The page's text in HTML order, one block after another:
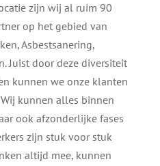
zijn wij al ruim 90
op het gebied van
Asbestsanering,
Juist door deze diversiteit
kunnen we onze klanten
kunnen alles binnen
ook afzonderlijke fases
zijn stuk voor stuk
altijd mee, kunnen